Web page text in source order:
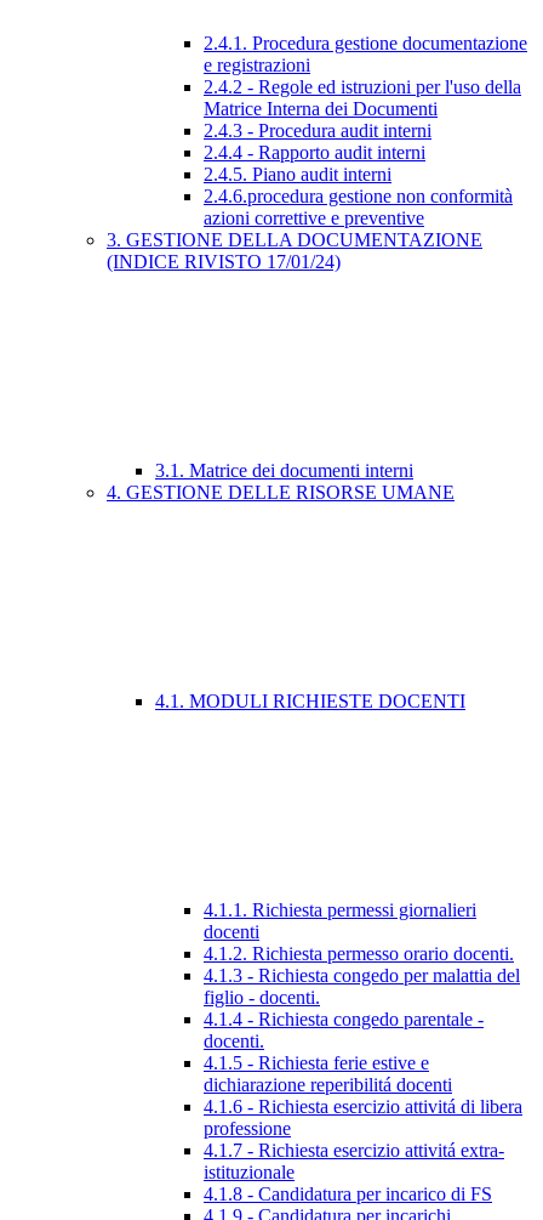
2.4.1. Procedura gestione documentazione
e registrazioni
2.4.2 - Regole ed istruzioni per l'uso della
Matrice Interna dei Documenti
2.4.3 - Procedura audit interni
2.4.4 - Rapporto audit interni
2.4.5. Piano audit interni
2.4.6.procedura gestione non conformità
azioni correttive e preventive
3. GESTIONE DELLA DOCUMENTAZIONE
(INDICE RIVISTO 17/01/24)
3.1. Matrice dei documenti interni
4. GESTIONE DELLE RISORSE UMANE
4.1. MODULI RICHIESTE DOCENTI
4.1.1. Richiesta permessi giornalieri
docenti
4.1.2. Richiesta permesso orario docenti.
4.1.3 - Richiesta congedo per malattia del
figlio - docenti.
4.1.4 - Richiesta congedo parentale -
docenti.
4.1.5 - Richiesta ferie estive e
dichiarazione reperibilitá docenti
4.1.6 - Richiesta esercizio attivitá di libera
professione
4.1.7 - Richiesta esercizio attivitá extra-
istituzionale
4.1.8 - Candidatura per incarico di FS